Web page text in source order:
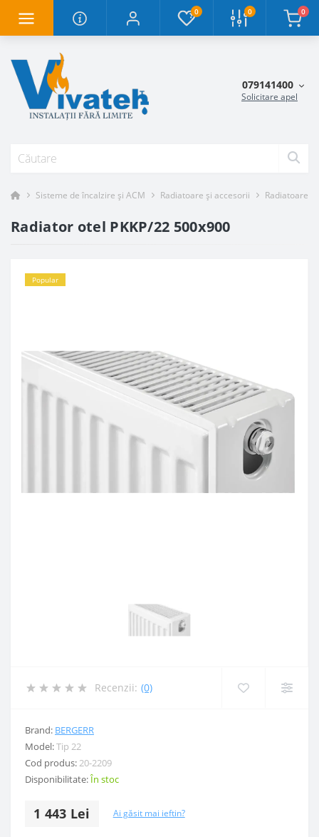
0 0 0
079141400
Solicitare apel
Sisteme de încalzire și ACM Radiatoare și accesorii Radiatoare
Radiator otel PKKP/22 500x900
Popular
Recenzii: (0)
Brand: BERGERR
Model:Tip 22
Cod produs: 20-2209
Disponibilitate:În stoc
1 443 Lei Ai găsit mai ieftin?